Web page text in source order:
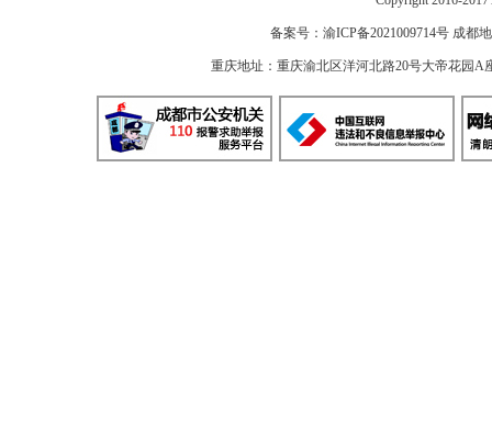
备案号： 渝ICP备2021009714号 成都
重庆地址：重庆渝北区洋河北路20号大帝花园A